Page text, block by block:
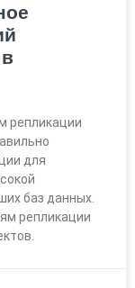
репликации
для
баз данных.
репликации